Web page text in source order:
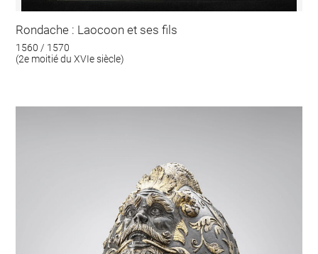
Rondache : Laocoon et ses fils
1560 / 1570
(2e moitié du XVIe siècle)